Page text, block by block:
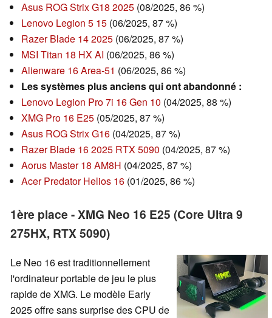
Asus ROG Strix G18 2025 (08/2025, 86 %)
Lenovo Legion 5 15 (06/2025, 87 %)
Razer Blade 14 2025 (06/2025, 87 %)
MSI Titan 18 HX AI (06/2025, 86 %)
Alienware 16 Area-51 (06/2025, 86 %)
Les systèmes plus anciens qui ont abandonné :
Lenovo Legion Pro 7i 16 Gen 10 (04/2025, 88 %)
XMG Pro 16 E25 (05/2025, 87 %)
Asus ROG Strix G16 (04/2025, 87 %)
Razer Blade 16 2025 RTX 5090 (04/2025, 87 %)
Aorus Master 18 AM8H (04/2025, 87 %)
Acer Predator Helios 16 (01/2025, 86 %)
1ère place - XMG Neo 16 E25 (Core Ultra 9
275HX, RTX 5090)
Le Neo 16 est traditionnellement
l'ordinateur portable de jeu le plus
rapide de XMG. Le modèle Early
2025 offre sans surprise des CPU de